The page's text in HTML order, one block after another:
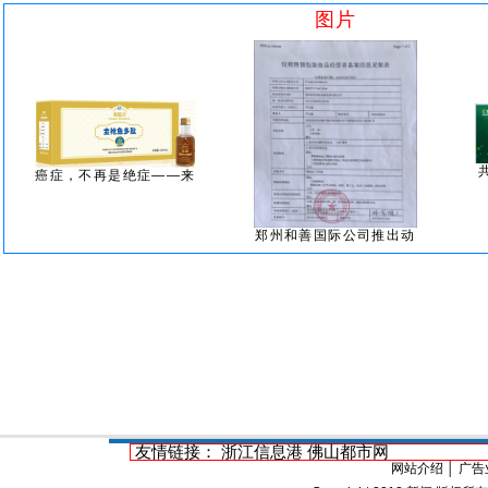
图片
癌症，不再是绝症——来
郑州和善国际公司推出动
友情链接： 浙江信息港 佛山都市网
网站介绍
广告